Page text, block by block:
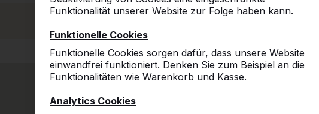
Funktionalität unserer Website zur Folge haben kann.
Funktionelle Cookies
Funktionelle Cookies sorgen dafür, dass unsere Website
einwandfrei funktioniert. Denken Sie zum Beispiel an die
Funktionalitäten wie Warenkorb und Kasse.
Analytics Cookies